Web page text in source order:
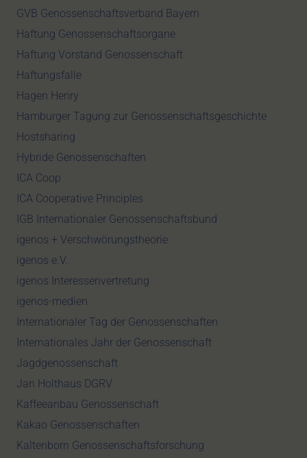
GVB Genossenschaftsverband Bayern
Haftung Genossenschaftsorgane
Haftung Vorstand Genossenschaft
Haftungsfalle
Hagen Henry
Hamburger Tagung zur Genossenschaftsgeschichte
Hostsharing
Hybride Genossenschaften
ICA Coop
ICA Cooperative Principles
IGB Internationaler Genossenschaftsbund
igenos + Verschwörungstheorie
igenos e.V.
igenos Interessenvertretung
igenos-medien
Internationaler Tag der Genossenschaften
Internationales Jahr der Genossenschaft
Jagdgenossenschaft
Jan Holthaus DGRV
Kaffeeanbau Genossenschaft
Kakao Genossenschaften
Kaltenborn Genossenschaftsforschung